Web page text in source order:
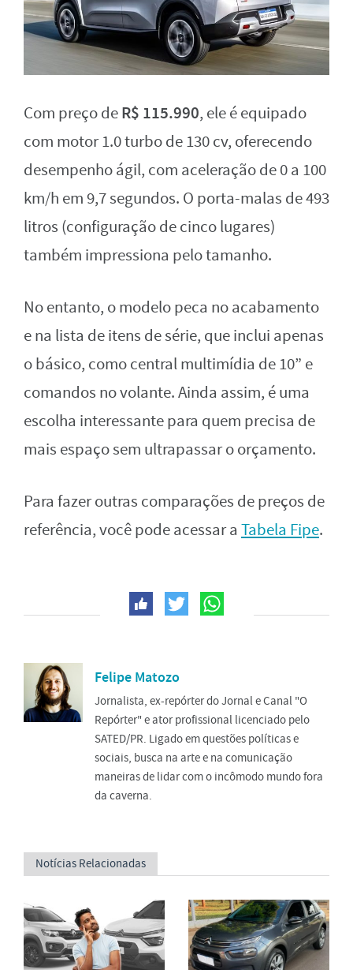
Com preço deR$ 115.990, ele é equipado
com motor 1.0 turbo de 130 cv, oferecendo
desempenho ágil, com aceleração de 0 a 100
km/h em 9,7 segundos. O porta-malas de 493
litros (configuração de cinco lugares)
também impressiona pelo tamanho.
No entanto, o modelo peca no acabamento
e na lista de itens de série, que inclui apenas
o básico, como central multimídia de 10” e
comandos no volante. Ainda assim, é uma
escolha interessante para quem precisa de
mais espaço sem ultrapassar o orçamento.
Para fazer outras comparações de preços de
referência, você pode acessar a Tabela Fipe.
Felipe Matozo
Jornalista, ex-repórter do Jornal e Canal "O
Repórter" e ator profissional licenciado pelo
SATED/PR. Ligado em questões políticas e
sociais, busca na arte e na comunicação
maneiras de lidar com o incômodo mundo fora
da caverna.
Notícias Relacionadas